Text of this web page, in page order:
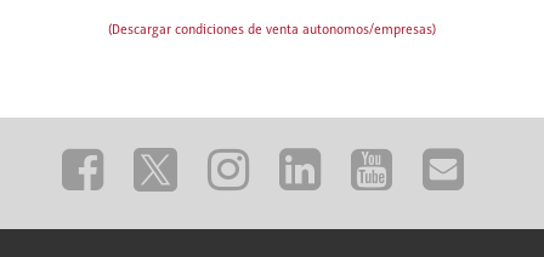
(Descargar condiciones de venta autonomos/empresas)